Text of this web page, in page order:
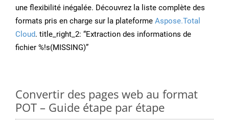
une flexibilité inégalée. Découvrez la liste complète des
formats pris en charge sur la plateforme Aspose.Total
Cloud. title_right_2: “Extraction des informations de
fichier %!s(MISSING)”
Convertir des pages web au format
POT – Guide étape par étape